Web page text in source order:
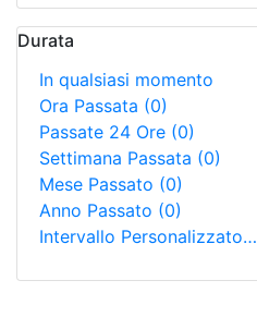
Durata
In qualsiasi momento
Ora Passata (0)
Passate 24 Ore (0)
Settimana Passata (0)
Mese Passato (0)
Anno Passato (0)
Intervallo Personalizzato…